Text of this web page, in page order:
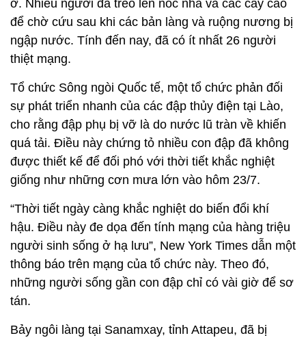
ở. Nhiều người đã trèo lên nóc nhà và các cây cao
để chờ cứu sau khi các bản làng và ruộng nương bị
ngập nước. Tính đến nay, đã có ít nhất 26 người
thiệt mạng.
Tổ chức Sông ngòi Quốc tế, một tổ chức phản đối
sự phát triển nhanh của các đập thủy điện tại Lào,
cho rằng đập phụ bị vỡ là do nước lũ tràn về khiến
quá tải. Điều này chứng tỏ nhiều con đập đã không
được thiết kế để đối phó với thời tiết khắc nghiệt
giống như những cơn mưa lớn vào hôm 23/7.
“Thời tiết ngày càng khắc nghiệt do biến đổi khí
hậu. Điều này đe dọa đến tính mạng của hàng triệu
người sinh sống ở hạ lưu”, New York Times dẫn một
thông báo trên mạng của tổ chức này. Theo đó,
những người sống gần con đập chỉ có vài giờ để sơ
tán.
Bảy ngôi làng tại Sanamxay, tỉnh Attapeu, đã bị